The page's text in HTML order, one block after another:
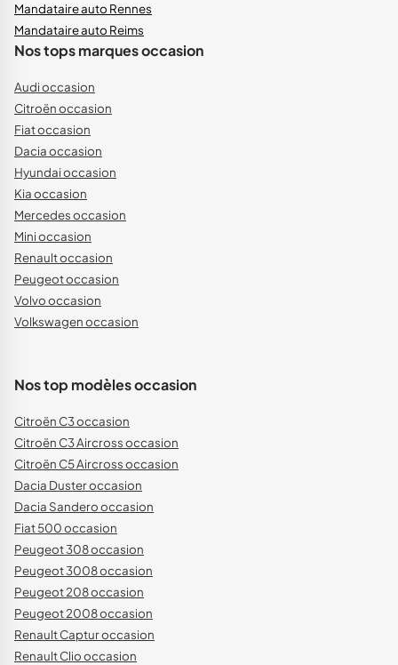
Mandataire auto Rennes
Mandataire auto Reims
Nos tops marques occasion
Audi occasion
Citroën occasion
Fiat occasion
Dacia occasion
Hyundai occasion
Kia occasion
Mercedes occasion
Mini occasion
Renault occasion
Peugeot occasion
Volvo occasion
Volkswagen occasion
Nos top modèles occasion
Citroën C3 occasion
Citroën C3 Aircross occasion
Citroën C5 Aircross occasion
Dacia Duster occasion
Dacia Sandero occasion
Fiat 500 occasion
Peugeot 308 occasion
Peugeot 3008 occasion
Peugeot 208 occasion
Peugeot 2008 occasion
Renault Captur occasion
Renault Clio occasion